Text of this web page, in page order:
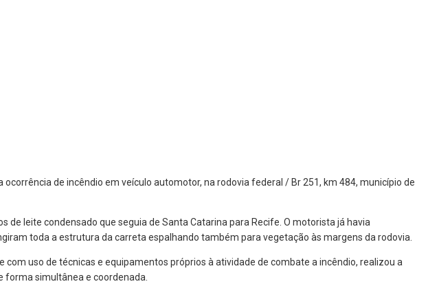
de incêndio em veículo automotor, na rodovia federal / Br 251, km 484, município de
leite condensado que seguia de Santa Catarina para Recife. O motorista já havia
toda a estrutura da carreta espalhando também para vegetação às margens da rodovia.
uso de técnicas e equipamentos próprios à atividade de combate a incêndio, realizou a
forma simultânea e coordenada.